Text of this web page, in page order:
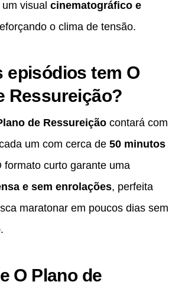
visual cinematográfico e
o clima de tensão.
episódios tem O
Ressureição?
de Ressureição contará com
um com cerca de 50 minutos
formato curto garante uma
e sem enrolações, perfeita
maratonar em poucos dias sem
O Plano de